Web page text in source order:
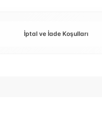
İptal ve İade Koşulları